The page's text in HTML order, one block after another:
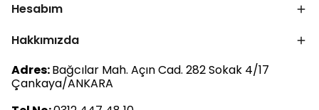
Hesabım
Hakkımızda
Adres:Bağcılar Mah. Açın Cad. 282 Sokak 4/17
Çankaya/ANKARA